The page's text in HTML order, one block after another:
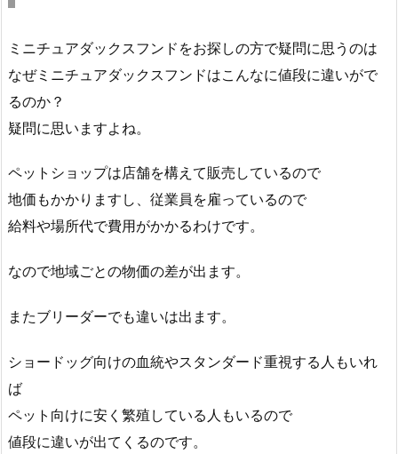
ミニチュアダックスフンドをお探しの方で疑問に思うのは
なぜミニチュアダックスフンドはこんなに値段に違いがで
るのか？
疑問に思いますよね。
ペットショップは店舗を構えて販売しているので
地価もかかりますし、従業員を雇っているので
給料や場所代で費用がかかるわけです。
なので地域ごとの物価の差が出ます。
またブリーダーでも違いは出ます。
ショードッグ向けの血統やスタンダード重視する人もいれ
ば
ペット向けに安く繁殖している人もいるので
値段に違いが出てくるのです。